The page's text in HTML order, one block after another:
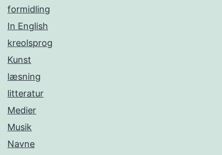
formidling
In English
kreolsprog
Kunst
læsning
litteratur
Medier
Musik
Navne